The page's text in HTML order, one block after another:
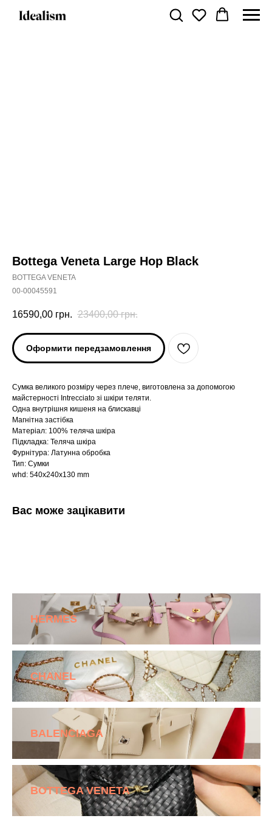
Bottega Veneta Large Hop Black
BOTTEGA VENETA
00-00045591
16590,00 грн. 23400,00 грн.
Оформити передзамовлення
Сумка великого розміру через плече, виготовлена за допомогою
майстерності Intrecciato зі шкіри теляти.
Одна внутрішня кишеня на блискавці
Магнітна застібка
Матеріал: 100% теляча шкіра
Підкладка: Теляча шкіра
Фурнітура: Латунна обробка
Тип: Сумки
whd: 540x240x130 mm
Вас може зацікавити
HERMES
CHANEL
BALENCIAGA
BOTTEGA VENETA